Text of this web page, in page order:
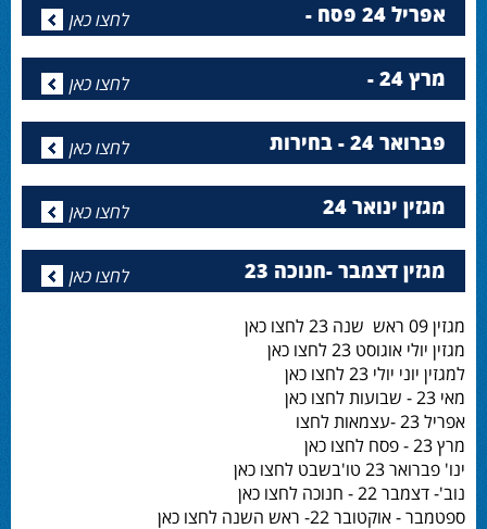
אפריל 24 פסח - לחצו כאן
מרץ 24 - לחצו כאן
פברואר 24 - בחירות לחצו כאן
מגזין ינואר 24 לחצו כאן
מגזין דצמבר -חנוכה 23 לחצו כאן
מגזין 09 ראש שנה 23 לחצו כאן
מגזין יולי אוגוסט 23 לחצו כאן
למגזין יוני יולי 23 לחצו כאן
מאי 23 - שבועות לחצו כאן
אפריל 23 -עצמאות לחצו
מרץ 23 - פסח לחצו כאן
ינו' פברואר 23 טו'בשבט לחצו כאן
נוב'- דצמבר 22 - חנוכה לחצו כאן
ספטמבר - אוקטובר 22- ראש השנה לחצו כאן